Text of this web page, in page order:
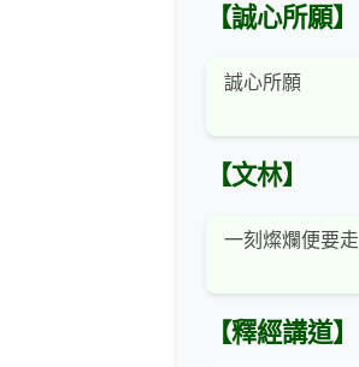
【誠心所願】
誠心所願
【文林】
一刻燦爛便要走
【釋經講道】